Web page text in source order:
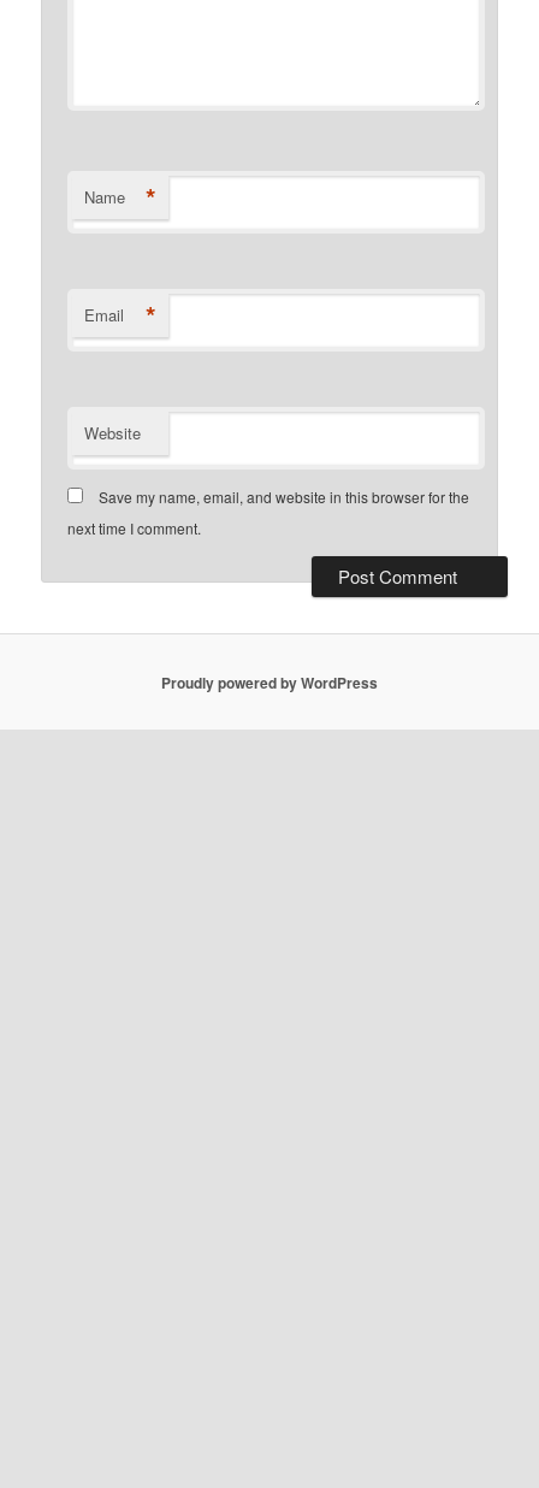
Name *
Email *
Website
Save my name, email, and website in this browser for the
next time I comment.
Proudly powered by WordPress